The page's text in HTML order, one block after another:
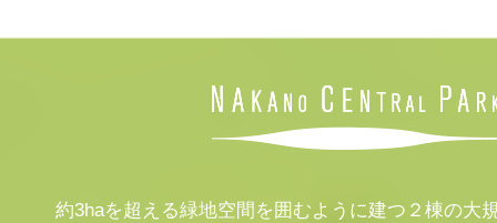
約3haを超える緑地空間を囲むように建つ２棟の大